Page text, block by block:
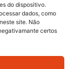
do dispositivo.
dados, como
site. Não
certos